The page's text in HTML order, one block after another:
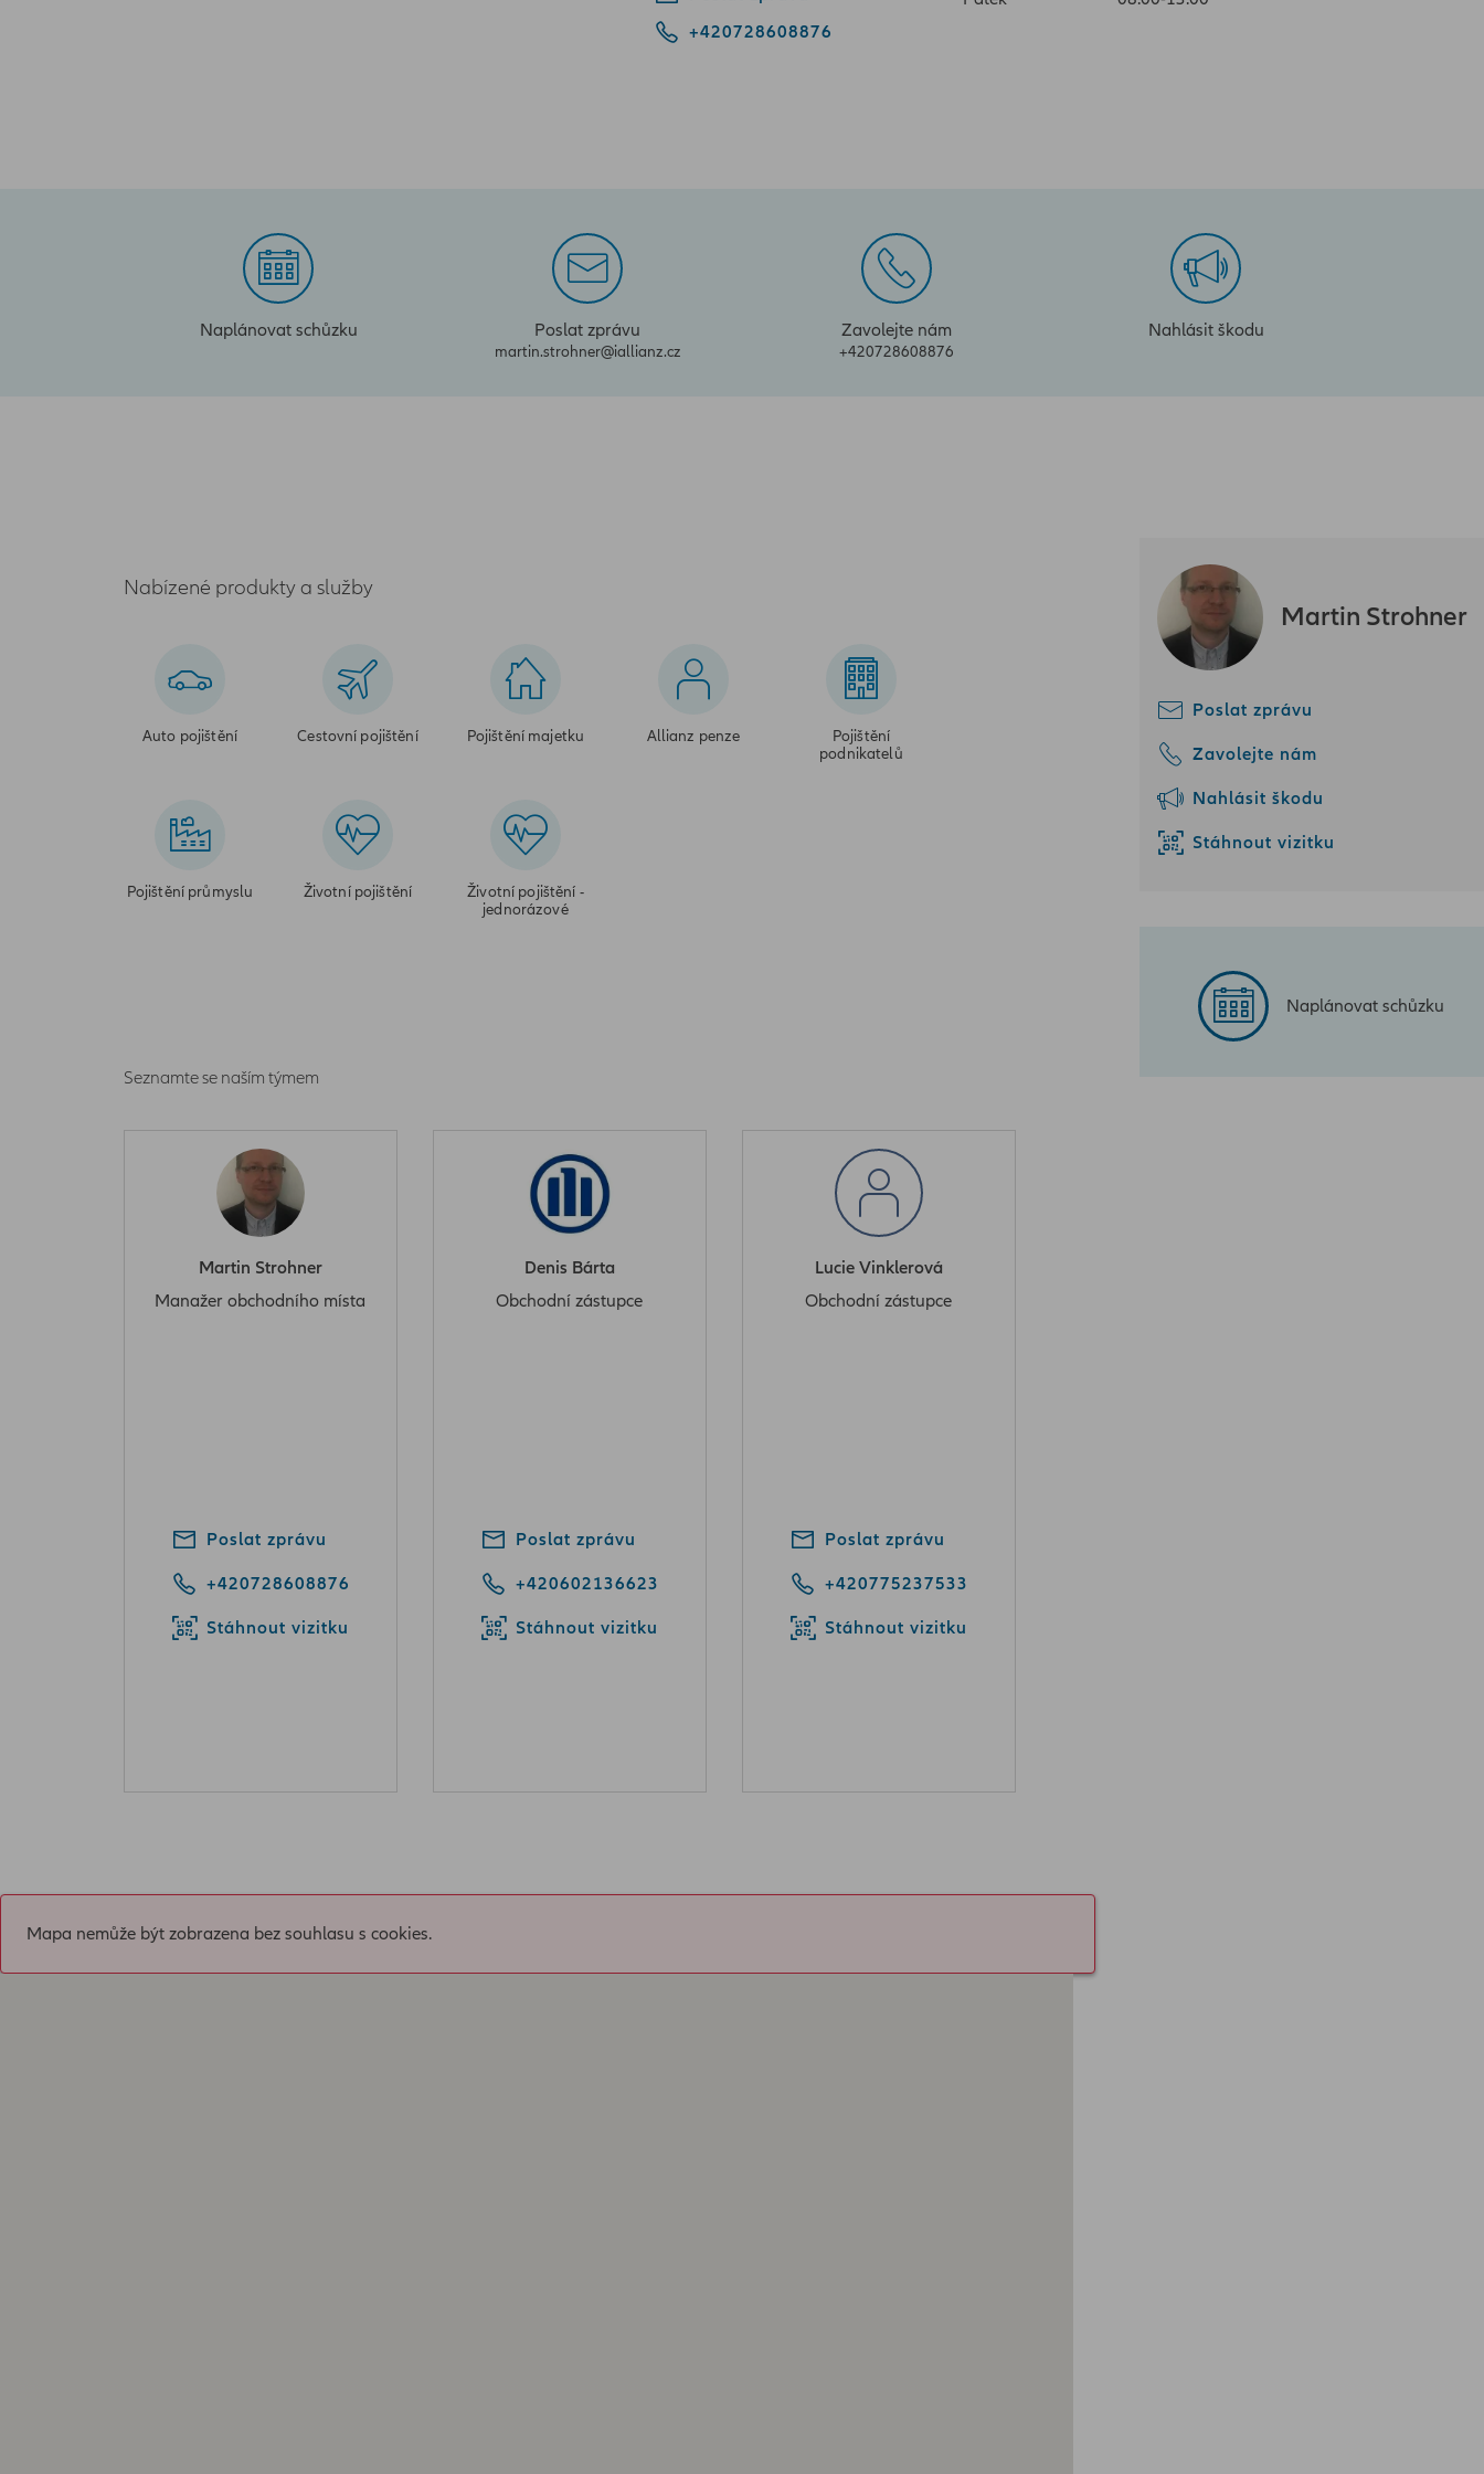
+420728608876
Naplánovat schůzku Poslat zprávu
martin.strohner@iallianz.cz
Zavolejte nám
+420728608876
Nahlásit škodu
Martin Strohner
Poslat zprávu
Zavolejte nám
Nahlásit škodu
Stáhnout vizitku
Naplánovat schůzku
Nabízené produkty a služby
Auto pojištění Cestovní pojištění Pojištění majetku Allianz penze
Pojištění
podnikatelů
Pojištění průmyslu Životní pojištění
Životní pojištění -
jednorázové
Seznamte se naším týmem
Martin Strohner
Manažer obchodního místa
Poslat zprávu
+420728608876
Stáhnout vizitku
Denis Bárta
Obchodní zástupce
Poslat zprávu
+420602136623
Stáhnout vizitku
Lucie Vinklerová
Obchodní zástupce
Poslat zprávu
+420775237533
Stáhnout vizitku
Mapa nemůže být zobrazena bez souhlasu s cookies.